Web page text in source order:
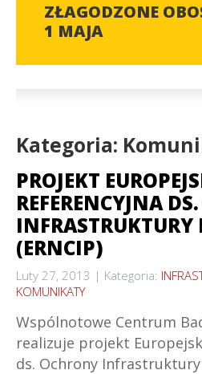
ZŁAGODZONE
1 MAJA
Kategoria:
PROJEKT
REFERENCYJNA
INFRASTRUKTURY
(ERNCIP)
Luty 27, 2013 Kategoria:
KOMUNIKATY
Wspólnotowe Centrum
realizuje projekt
ds. Ochrony Infrastruktury